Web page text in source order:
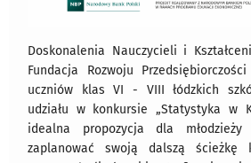
Doskonalenia Nauczycieli i
Fundacja Rozwoju
uczniów klas VI - VIII łódzkich
udziału w konkursie „Statystyka w
idealna propozycja dla młodzieży
zaplanować swoją dalszą ścieżkę